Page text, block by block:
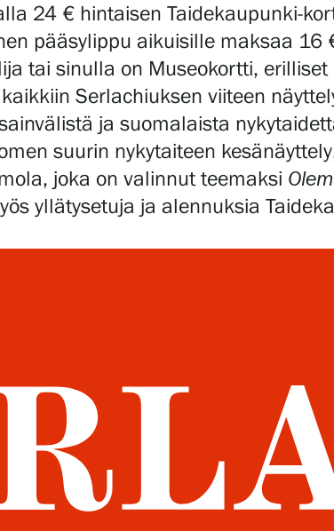
24 € hintaisen Taidekaupunki-
pääsylippu aikuisille maksaa 16
tai sinulla on Museokortti,
Serlachiuksen viiteen
ja suomalaista
suurin nykytaiteen
joka on valinnut teemaksi
yllätysetuja ja alennuksia